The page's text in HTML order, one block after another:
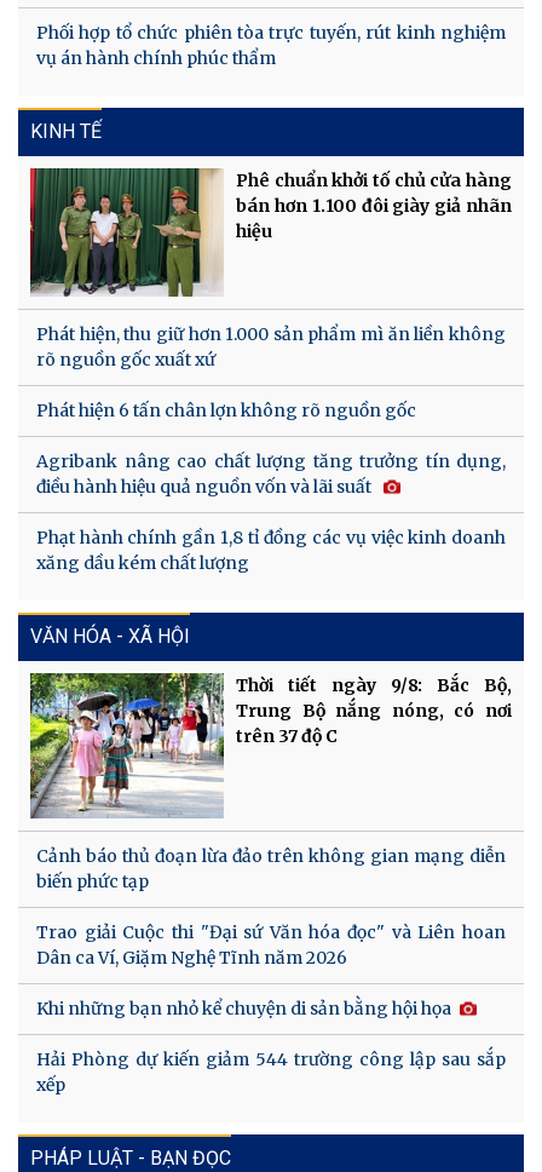
Phối hợp tổ chức phiên tòa trực tuyến, rút kinh nghiệm
vụ án hành chính phúc thẩm
KINH TẾ
Phê chuẩn khởi tố chủ cửa hàng
bán hơn 1.100 đôi giày giả nhãn
hiệu
Phát hiện, thu giữ hơn 1.000 sản phẩm mì ăn liền không
rõ nguồn gốc xuất xứ
Phát hiện 6 tấn chân lợn không rõ nguồn gốc
Agribank nâng cao chất lượng tăng trưởng tín dụng,
điều hành hiệu quả nguồn vốn và lãi suất
Phạt hành chính gần 1,8 tỉ đồng các vụ việc kinh doanh
xăng dầu kém chất lượng
VĂN HÓA - XÃ HỘI
Thời tiết ngày 9/8: Bắc Bộ,
Trung Bộ nắng nóng, có nơi
trên 37 độ C
Cảnh báo thủ đoạn lừa đảo trên không gian mạng diễn
biến phức tạp
Trao giải Cuộc thi "Đại sứ Văn hóa đọc" và Liên hoan
Dân ca Ví, Giặm Nghệ Tĩnh năm 2026
Khi những bạn nhỏ kể chuyện di sản bằng hội họa
Hải Phòng dự kiến giảm 544 trường công lập sau sắp
xếp
PHÁP LUẬT - BẠN ĐỌC